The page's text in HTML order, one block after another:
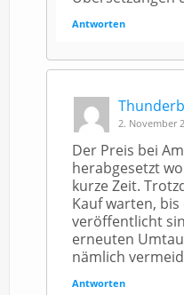
Antworten
2. November
Der Preis bei
herabgesetzt
kurze Zeit.
Kauf warten,
veröffentlicht
erneuten
nämlich
Antworten